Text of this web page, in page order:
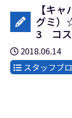
【キ
グミ）
3 コス
2018.06.14
スタッフブ